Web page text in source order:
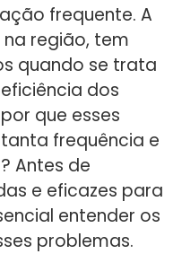
frequente. A
região, tem
quando se trata
dos
que esses
frequência e
Antes de
e eficazes para
entender os
problemas.